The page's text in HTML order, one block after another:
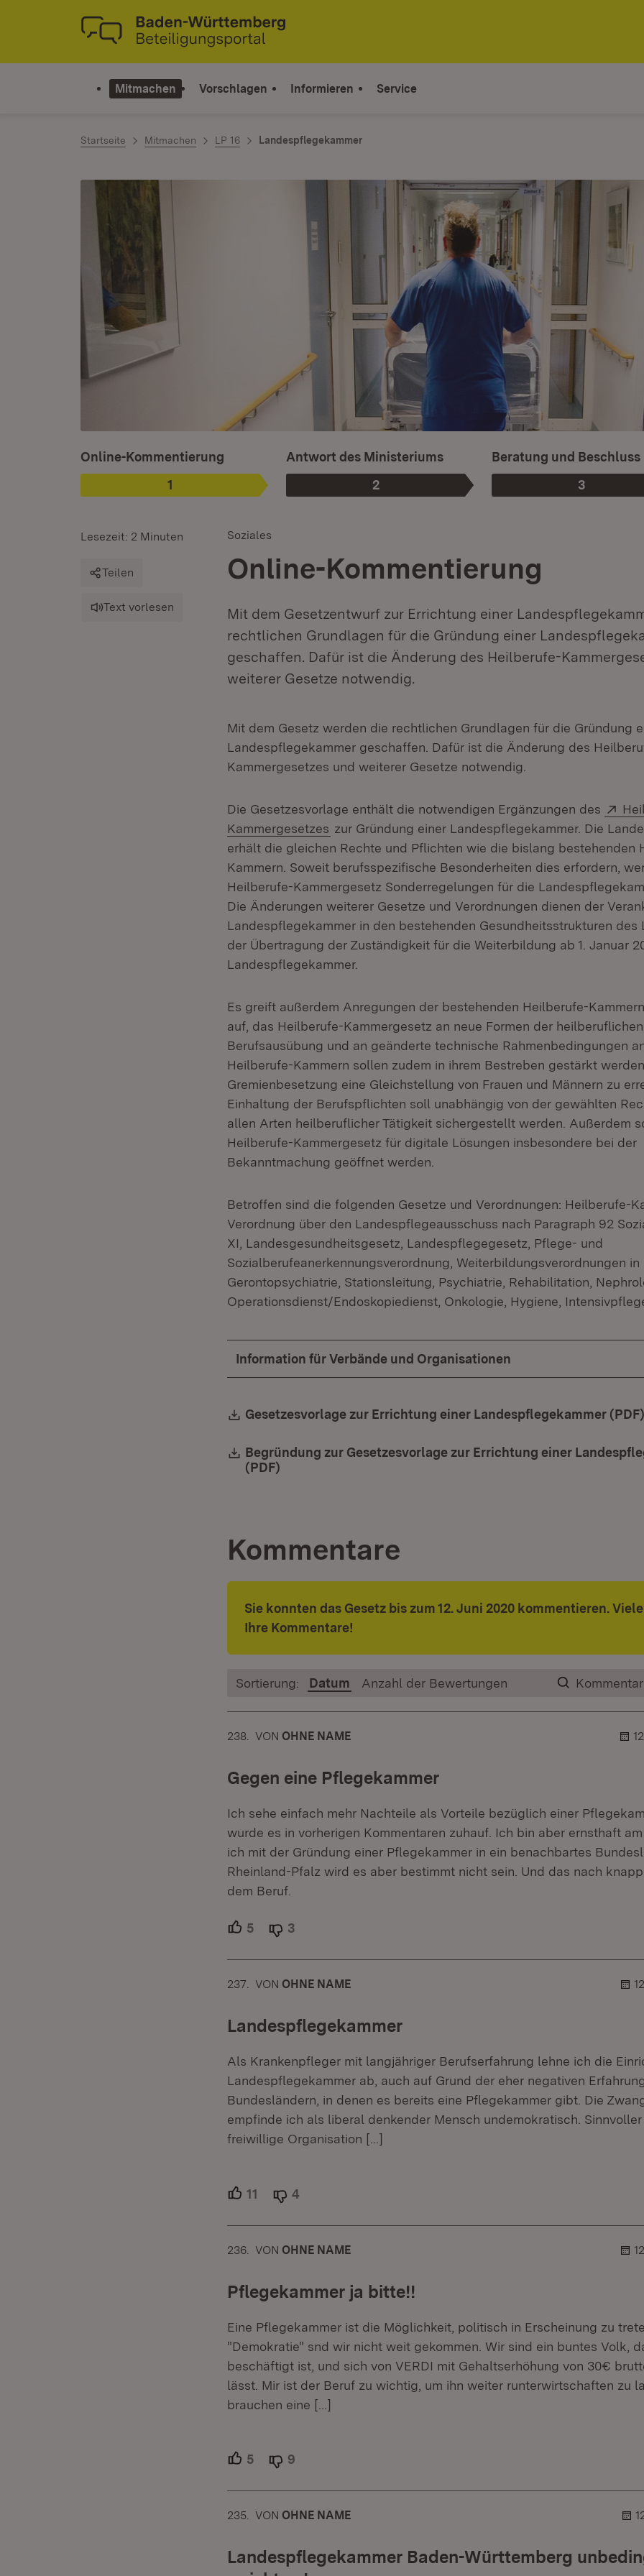
Zum Inhalt springen
Link zur Startseite
Mitmachen Vorschlagen Informieren Service
Startseite Mitmachen LP 16 Landespflegekammer
Phase
1
:
Ist ausgewählt.
Online-Kommentierung
Phase
2
:
Antwort des Ministeriums
Phase
3
:
Beratung und Beschluss
Soziales
Online-Kommentierung
Mit dem Gesetzentwurf zur Errichtung einer
rechtlichen Grundlagen für die Gründung einer
geschaffen. Dafür ist die Änderung des Heilberufe-
weiterer Gesetze notwendig.
Lesezeit: 2 Minuten
Teilen
Text vorlesen
Mit dem Gesetz werden die rechtlichen Grundlagen für die Gründung
Landespflegekammer geschaffen. Dafür ist die Änderung des
Kammergesetzes und weiterer Gesetze notwendig.
Die Gesetzesvorlage enthält die notwendigen Ergänzungen des
Kammergesetzes (Öffnet in neuem Fenster)
zur Gründung einer Landespflegekammer. Die
erhält die gleichen Rechte und Pflichten wie die bislang bestehenden
Kammern. Soweit berufsspezifische Besonderheiten dies erfordern,
Heilberufe-Kammergesetz Sonderregelungen für die
Die Änderungen weiterer Gesetze und Verordnungen dienen der
Landespflegekammer in den bestehenden Gesundheitsstrukturen des
der Übertragung der Zuständigkeit für die Weiterbildung ab 1. Januar
Landespflegekammer.
Es greift außerdem Anregungen der bestehenden Heilberufe-
auf, das Heilberufe-Kammergesetz an neue Formen der heilberuflichen
Berufsausübung und an geänderte technische Rahmenbedingungen
Heilberufe-Kammern sollen zudem in ihrem Bestreben gestärkt
Gremienbesetzung eine Gleichstellung von Frauen und Männern zu
Einhaltung der Berufspflichten soll unabhängig von der gewählten
allen Arten heilberuflicher Tätigkeit sichergestellt werden. Außerdem
Heilberufe-Kammergesetz für digitale Lösungen insbesondere bei der
Bekanntmachung geöffnet werden.
Betroffen sind die folgenden Gesetze und Verordnungen: Heilberufe-
Verordnung über den Landespflegeausschuss nach Paragraph 92
XI, Landesgesundheitsgesetz, Landespflegegesetz, Pflege- und
Sozialberufeanerkennungsverordnung, Weiterbildungsverordnungen in
Gerontopsychiatrie, Stationsleitung, Psychiatrie, Rehabilitation,
Operationsdienst/Endoskopiedienst, Onkologie, Hygiene,
Information für Verbände und Organisationen
Download:
Gesetzesvorlage zur Errichtung einer Landespflegekammer (PDF)
Download:
Begründung zur Gesetzesvorlage zur Errichtung einer
(PDF)
Kommentare
Sie konnten das Gesetz bis zum 12. Juni 2020 kommentieren.
Ihre Kommentare!
Sortierung: Datum Anzahl der Bewertungen
238. KOMMENTAR
VON :OHNE NAME
Gegen eine Pflegekammer
Ich sehe einfach mehr Nachteile als Vorteile bezüglich einer
wurde es in vorherigen Kommentaren zuhauf. Ich bin aber ernsthaft
ich mit der Gründung einer Pflegekammer in ein benachbartes
Rheinland-Pfalz wird es aber bestimmt nicht sein. Und das nach
dem Beruf.
5 Unterstützer.
3
237. KOMMENTAR
VON :OHNE NAME
Landespflegekammer
Als Krankenpfleger mit langjähriger Berufserfahrung lehne ich die
Landespflegekammer ab, auch auf Grund der eher negativen
Bundesländern, in denen es bereits eine Pflegekammer gibt. Die
empfinde ich als liberal denkender Mensch undemokratisch.
freiwillige Organisation […]
11 Unterstützer.
4
236. KOMMENTAR
VON :OHNE NAME
Pflegekammer ja bitte!!
Eine Pflegekammer ist die Möglichkeit, politisch in Erscheinung zu
"Demokratie" snd wir nicht weit gekommen. Wir sind ein buntes Volk,
beschäftigt ist, und sich von VERDI mit Gehaltserhöhung von 30€
lässt. Mir ist der Beruf zu wichtig, um ihn weiter runterwirtschaften zu
brauchen eine […]
5 Unterstützer.
9
235. KOMMENTAR
VON :OHNE NAME
Landespflegekammer Baden-Württemberg